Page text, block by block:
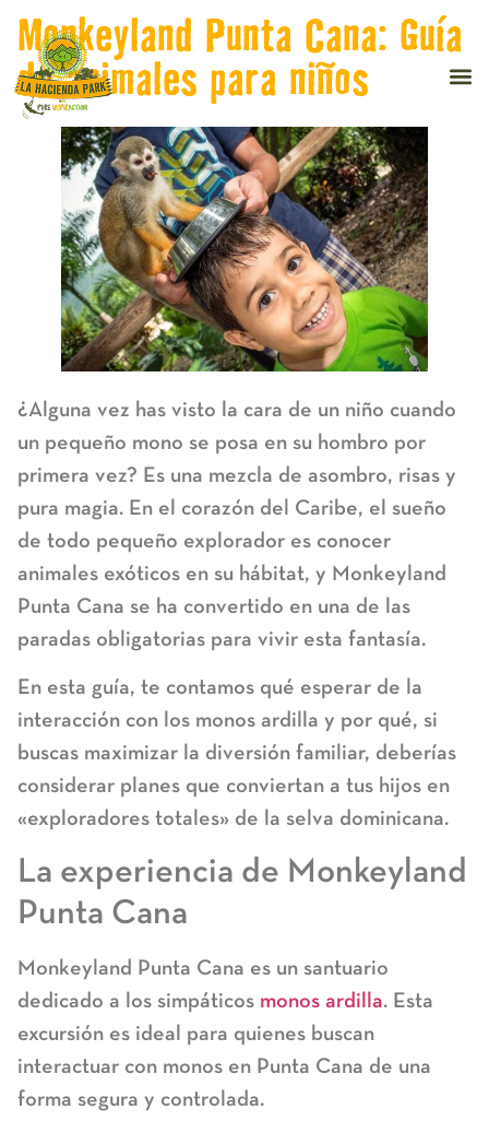
Monkeyland Punta Cana: Guía
de animales para niños
¿Alguna vez has visto la cara de un niño cuando
un pequeño mono se posa en su hombro por
primera vez? Es una mezcla de asombro, risas y
pura magia. En el corazón del Caribe, el sueño
de todo pequeño explorador es conocer
animales exóticos en su hábitat, y Monkeyland
Punta Cana se ha convertido en una de las
paradas obligatorias para vivir esta fantasía.
En esta guía, te contamos qué esperar de la
interacción con los monos ardilla y por qué, si
buscas maximizar la diversión familiar, deberías
considerar planes que conviertan a tus hijos en
«exploradores totales» de la selva dominicana.
La experiencia de Monkeyland
Punta Cana
Monkeyland Punta Cana es un santuario
dedicado a los simpáticos monos ardilla. Esta
excursión es ideal para quienes buscan
interactuar con monos en Punta Cana de una
forma segura y controlada.